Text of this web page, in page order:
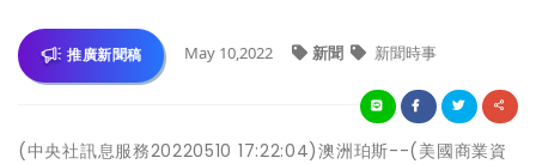
推廣新聞稿 May 10,2022 新聞 新聞時事
(中央社訊息服務20220510 17:22:04)澳洲珀斯--(美國商業資